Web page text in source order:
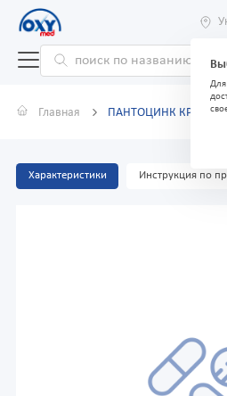
Для
Главная ПАНТОЦИНК КРЕМ-
Характеристики Инструкция по